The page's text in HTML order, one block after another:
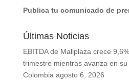
Publica tu comunicado de
Últimas Noticias
EBITDA de Mallplaza crece
trimestre mientras avanza en
Colombia agosto 6, 2026